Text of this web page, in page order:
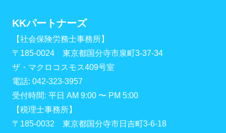
KKパートナーズ
【社会保険労務士事務所】
〒185-0024 東京都国分寺市泉町3-37-34
ザ・マクロコスモス409号室
電話: 042-323-3957
受付時間: 平日 AM 9:00 〜 PM 5:00
【税理士事務所】
〒185-0032 東京都国分寺市日吉町3-6-18